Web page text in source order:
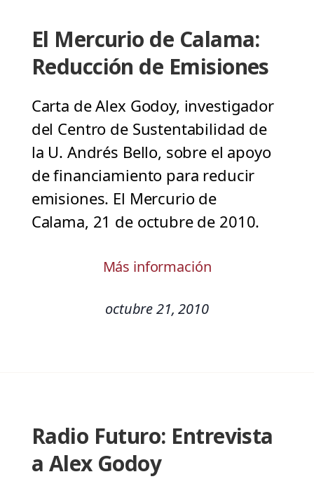
El Mercurio de Calama:
Reducción de Emisiones
Carta de Alex Godoy, investigador
del Centro de Sustentabilidad de
la U. Andrés Bello, sobre el apoyo
de financiamiento para reducir
emisiones. El Mercurio de
Calama, 21 de octubre de 2010.
Más información
octubre 21, 2010
Radio Futuro: Entrevista
a Alex Godoy